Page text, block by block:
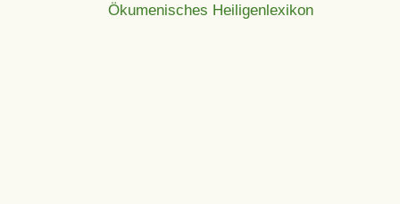
Ökumenisches Heiligenlexikon